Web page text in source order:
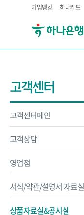
기업뱅킹 하나카드
고객센터
고객센터메인
고객상담
영업점
서식/약관/설명서 자료실
상품자료실&공시실